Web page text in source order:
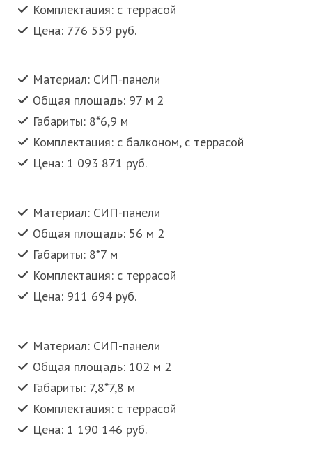
Комплектация: с террасой
Цена: 776 559 руб.
Материал: СИП-панели
Общая площадь: 97 м 2
Габариты: 8*6,9 м
Комплектация: с балконом, с террасой
Цена: 1 093 871 руб.
Материал: СИП-панели
Общая площадь: 56 м 2
Габариты: 8*7 м
Комплектация: с террасой
Цена: 911 694 руб.
Материал: СИП-панели
Общая площадь: 102 м 2
Габариты: 7,8*7,8 м
Комплектация: с террасой
Цена: 1 190 146 руб.